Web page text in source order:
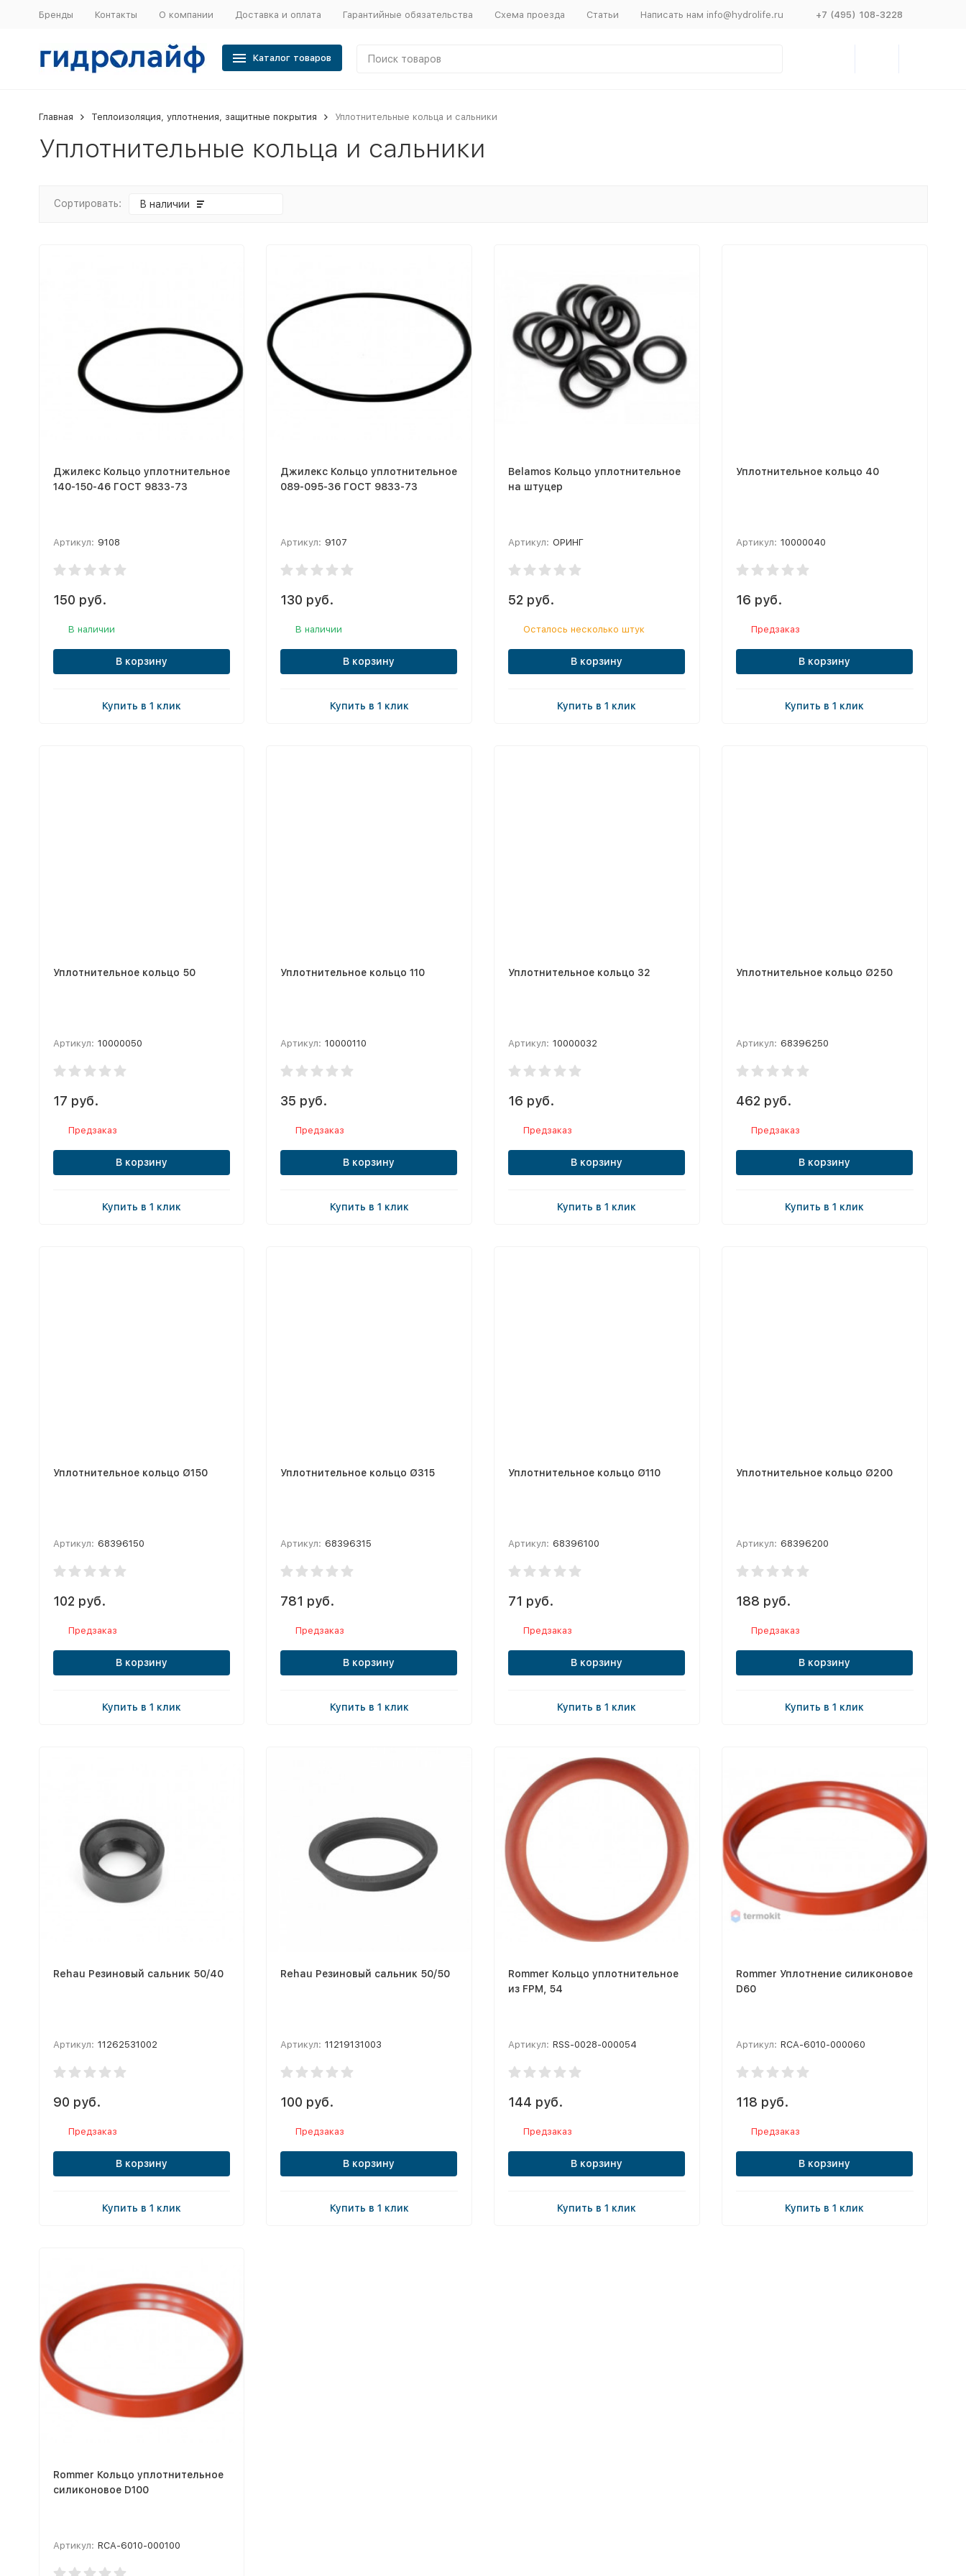
Бренды Контакты О компании Доставка и оплата Гарантийные обязательства Схема проезда Статьи Написать нам info@hydrolife.ru +7 (495) 108-3228
Каталог товаров
Главная Теплоизоляция, уплотнения, защитные покрытия Уплотнительные кольца и сальники
Уплотнительные кольца и сальники
Сортировать: В наличии
Джилекс Кольцо уплотнительное
140-150-46 ГОСТ 9833-73
Артикул: 9108
150 руб.
В наличии
В корзину
Купить в 1 клик
Джилекс Кольцо уплотнительное
089-095-36 ГОСТ 9833-73
Артикул: 9107
130 руб.
В наличии
В корзину
Купить в 1 клик
Belamos Кольцо уплотнительное
на штуцер
Артикул: ОРИНГ
52 руб.
Осталось несколько штук
В корзину
Купить в 1 клик
Уплотнительное кольцо 40
Артикул: 10000040
16 руб.
Предзаказ
В корзину
Купить в 1 клик
Уплотнительное кольцо 50
Артикул: 10000050
17 руб.
Предзаказ
В корзину
Купить в 1 клик
Уплотнительное кольцо 110
Артикул: 10000110
35 руб.
Предзаказ
В корзину
Купить в 1 клик
Уплотнительное кольцо 32
Артикул: 10000032
16 руб.
Предзаказ
В корзину
Купить в 1 клик
Уплотнительное кольцо Ø250
Артикул: 68396250
462 руб.
Предзаказ
В корзину
Купить в 1 клик
Уплотнительное кольцо Ø150
Артикул: 68396150
102 руб.
Предзаказ
В корзину
Купить в 1 клик
Уплотнительное кольцо Ø315
Артикул: 68396315
781 руб.
Предзаказ
В корзину
Купить в 1 клик
Уплотнительное кольцо Ø110
Артикул: 68396100
71 руб.
Предзаказ
В корзину
Купить в 1 клик
Уплотнительное кольцо Ø200
Артикул: 68396200
188 руб.
Предзаказ
В корзину
Купить в 1 клик
Rehau Резиновый сальник 50/40
Артикул: 11262531002
90 руб.
Предзаказ
В корзину
Купить в 1 клик
Rehau Резиновый сальник 50/50
Артикул: 11219131003
100 руб.
Предзаказ
В корзину
Купить в 1 клик
Rommer Кольцо уплотнительное
из FPM, 54
Артикул: RSS-0028-000054
144 руб.
Предзаказ
В корзину
Купить в 1 клик
Rommer Уплотнение силиконовое
D60
Артикул: RCA-6010-000060
118 руб.
Предзаказ
В корзину
Купить в 1 клик
Rommer Кольцо уплотнительное
силиконовое D100
Артикул: RCA-6010-000100